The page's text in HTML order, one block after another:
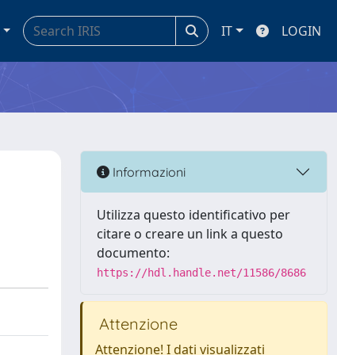
IT LOGIN
Informazioni
Utilizza questo identificativo per
citare o creare un link a questo
documento:
https://hdl.handle.net/11586/8686
Attenzione
Attenzione! I dati visualizzati